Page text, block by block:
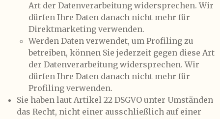
Art der Datenverarbeitung widersprechen. Wir
dürfen Ihre Daten danach nicht mehr für
Direktmarketing verwenden.
Werden Daten verwendet, um Profiling zu
betreiben, können Sie jederzeit gegen diese Art
der Datenverarbeitung widersprechen. Wir
dürfen Ihre Daten danach nicht mehr für
Profiling verwenden.
Sie haben laut Artikel 22 DSGVO unter Umständen
das Recht, nicht einer ausschließlich auf einer